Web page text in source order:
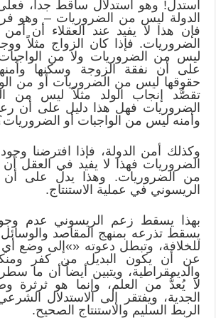
استدل! وهو استدلال ساقط جداً،
الدولة ليس من الضروريات – وهو
فإن هذا لا يفيد عند العقلاء أن
الضروريات. فإذا كان الزواج مثلاً
ليس من الضروريات ولا من
على أن نفقة الزوجة وسكنها
حقوقها ليس من الضروريات أو من
تقصُّد إنجاب الولد مثلاً ليس من
الضروريات فهل هذا دليل على أن
وأمنه ليس من الواجبات أو
وكذلك أمن الدولة، فإذا افترضنا
الضروريات فهذا لا يفيد في العقل
من الضروريات. وهذا يدل على
الريسوني في عملية الاستنتاج.
بهذا يسقط زعم الريسوني عدم
يسقط تذرعه بمنهج المقاصد
للخلافة، وتبطل دعوته «»إلى وضع أي
عن أن يكون البديل من كفر
والديمقراطية، ويتبين أيضاً أن ما
لا يُعدُّ من العلم، وإنما هو ثرثرة
الجدية، ويفتقر إلى الاستدلال
الربط السليم والاستنتاج الصحيح.